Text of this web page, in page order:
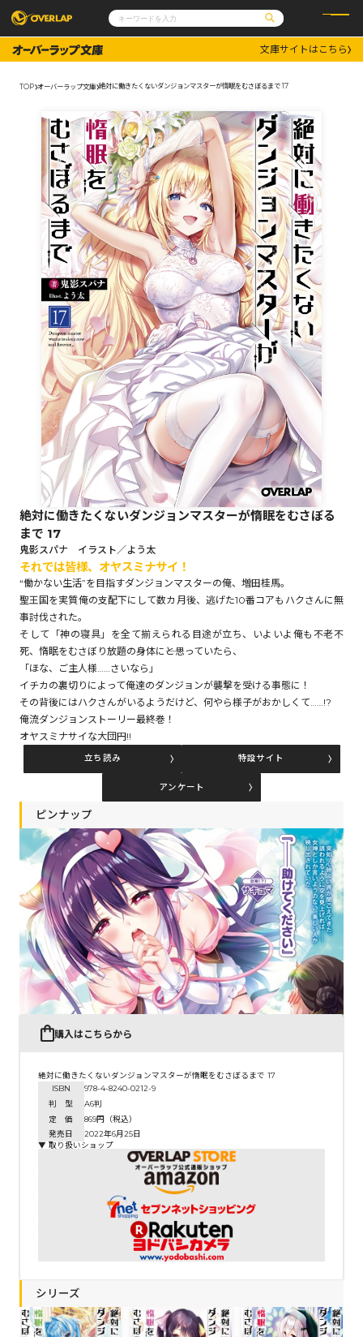
コミックガルド
コミッククリエ
文庫
ノベルス
その他
コミックエッセイ
ポケットモンスター
アニメ
ゲーム
通販・NEWS
OVERLAP STORE
オーバーラップ広報室
企業
会社概要
採用情報
アクセス
オーバーラップホールディングス
お問い合わせはこちら
オーバーラップ文庫
オーバーラップノベルス
オーバーラップノベルスf
ロサージュノベルス
コミックガルド
コミッククリエ
コミックパルフェ
文庫サイトはこちら
TOP オーバーラップ文庫 絶対に働きたくないダンジョンマスターが惰眠をむさぼるまで 17
絶対に働きたくないダンジョンマスターが惰眠をむさぼる
まで 17
鬼影スパナ イラスト／よう太
それでは皆様、オヤスミナサイ！
“働かない生活”を目指すダンジョンマスターの俺、増田桂馬。
聖王国を実質俺の支配下にして数カ月後、逃げた10番コアもハクさんに無
事討伐された。
そして「神の寝具」を全て揃えられる目途が立ち、いよいよ俺も不老不
死、惰眠をむさぼり放題の身体に――と思っていたら、
「ほな、ご主人様……さいなら」
イチカの裏切りによって俺達のダンジョンが襲撃を受ける事態に！
その背後にはハクさんがいるようだけど、何やら様子がおかしくて……!?
俺流ダンジョンストーリー最終巻！
オヤスミナサイな大団円!!
立ち読み 特設サイト
アンケート
ピンナップ
購入はこちらから
絶対に働きたくないダンジョンマスターが惰眠をむさぼるまで 17
ISBN
978-4-8240-0212-9
判 型
A6判
定 価
869円（税込）
発売日
2022年6月25日
▼ 取り扱いショップ
シリーズ